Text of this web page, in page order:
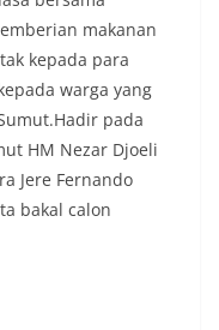
makanan
kepada para
warga yang
pada
HM Nezar Djoeli
Jere Fernando
bakal calon